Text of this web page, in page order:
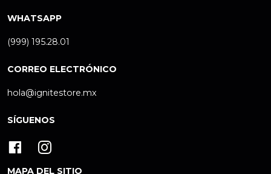
WHATSAPP
(999) 195.28.01
CORREO ELECTRÓNICO
hola@ignitestore.mx
SÍGUENOS
MAPA DEL SITIO